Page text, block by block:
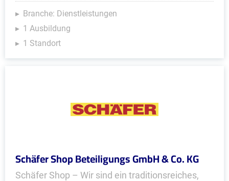
Branche: Dienstleistungen
1 Ausbildung
1 Standort
Schäfer Shop Beteiligungs GmbH & Co. KG
Schäfer Shop – Wir sind ein traditionsreiches,